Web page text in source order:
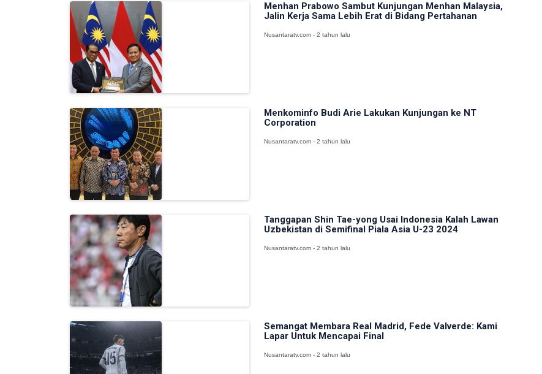
Menhan Prabowo Sambut Kunjungan Menhan Malaysia,
Jalin Kerja Sama Lebih Erat di Bidang Pertahanan
Nusantaratv.com - 2 tahun lalu
Menkominfo Budi Arie Lakukan Kunjungan ke NT
Corporation
Nusantaratv.com - 2 tahun lalu
Tanggapan Shin Tae-yong Usai Indonesia Kalah Lawan
Uzbekistan di Semifinal Piala Asia U-23 2024
Nusantaratv.com - 2 tahun lalu
Semangat Membara Real Madrid, Fede Valverde: Kami
Lapar Untuk Mencapai Final
Nusantaratv.com - 2 tahun lalu